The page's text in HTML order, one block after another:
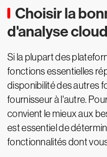
Choisir la
d'analyse cloud
Si la plupart des
fonctions essentielles
disponibilité des autres
fournisseur à l'autre.
convient le mieux aux
est essentiel de
fonctionnalités dont